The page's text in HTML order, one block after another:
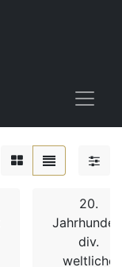
20.
div.
weltliche